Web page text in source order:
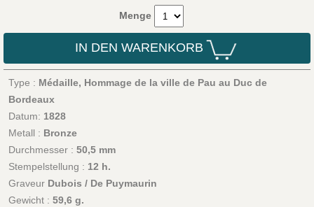
Menge
IN DEN WARENKORB
Type : Médaille, Hommage de la ville de Pau au Duc de
Bordeaux
Datum: 1828
Metall : Bronze
Durchmesser : 50,5 mm
Stempelstellung : 12 h.
Graveur Dubois / De Puymaurin
Gewicht : 59,6 g.